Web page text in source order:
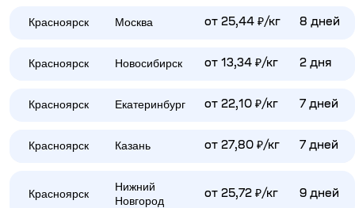
Красноярск Москва от 25,44 ₽/кг 8 дней
Красноярск Новосибирск от 13,34 ₽/кг 2 дня
Красноярск Екатеринбург от 22,10 ₽/кг 7 дней
Красноярск Казань от 27,80 ₽/кг 7 дней
Красноярск
Нижний
Новгород
от 25,72 ₽/кг 9 дней